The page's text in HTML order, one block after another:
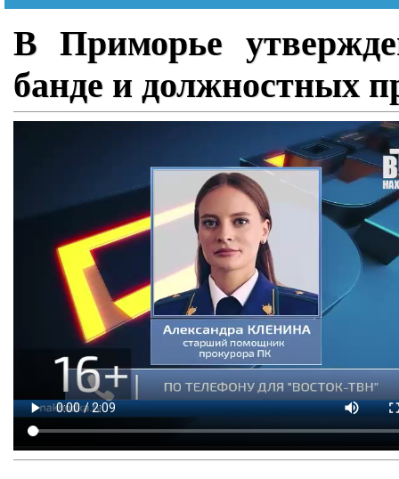
В Приморье
банде и должностных